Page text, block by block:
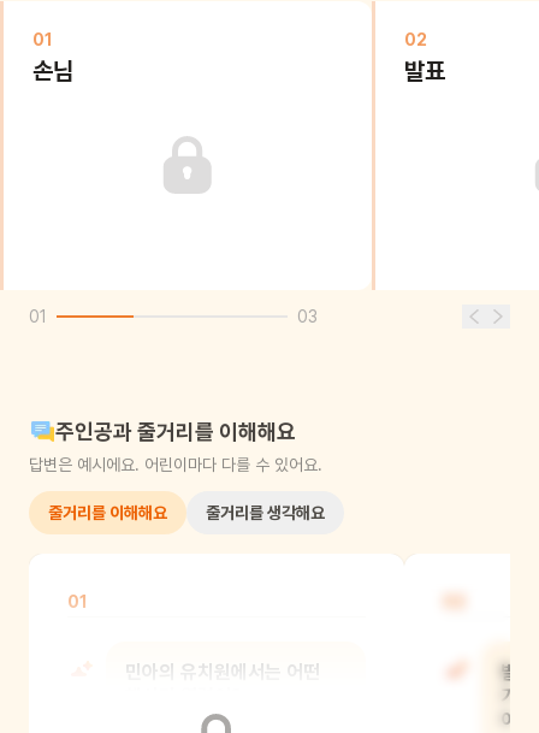
01
손님
02
발표
01 03
주인공과 줄거리를 이해해요
답변은 예시에요. 어린이마다 다를 수 있어요.
줄거리를 이해해요 줄거리를 생각해요
01
민아의 유치원에서는 어떤
발
기
어